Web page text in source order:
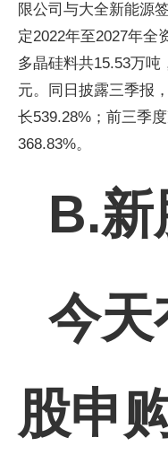
限公司与大全新能源
定2022年至2027年全
多晶硅料共15.53万吨
元。同日披露三季报
长539.28%；前三季
368.83%。
B.新
今天
股申购